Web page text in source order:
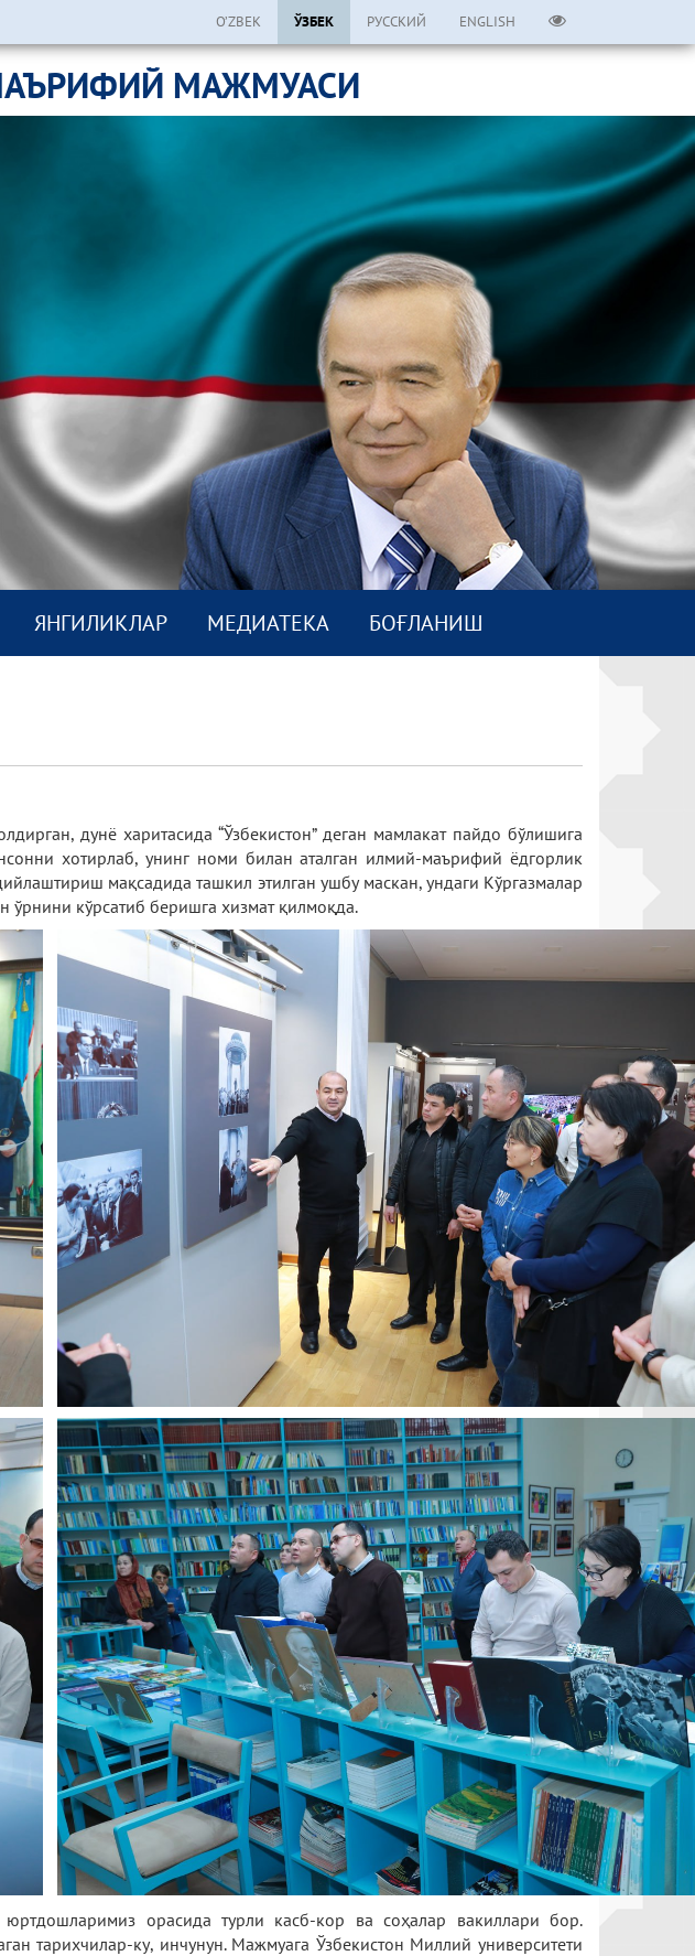
O’ZBEK ЎЗБЕК РУССКИЙ ENGLISH
МАЖМУАСИ
ЯНГИЛИКЛАР МEДИАТEКА БОҒЛАНИШ
дунё харитасида “Ўзбекистон” деган мамлакат пайдо бўлишига
хотирлаб, унинг номи билан аталган илмий-маърифий ёдгорлик
мақсадида ташкил этилган ушбу маскан, ундаги Кўргазмалар
ўрнини кўрсатиб беришга хизмат қилмоқда.
орасида турли касб-кор ва соҳалар вакиллари бор.
тарихчилар-ку, инчунун. Мажмуага Ўзбекистон Миллий университети